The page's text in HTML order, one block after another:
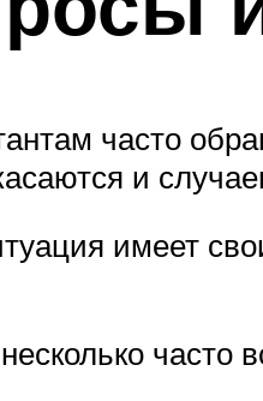
часто
и
имеет
часто